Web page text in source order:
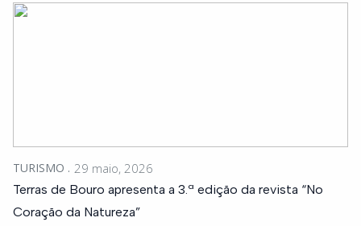
TURISMO 29 maio, 2026
Terras de Bouro apresenta a 3.ª edição da revista “No
Coração da Natureza”